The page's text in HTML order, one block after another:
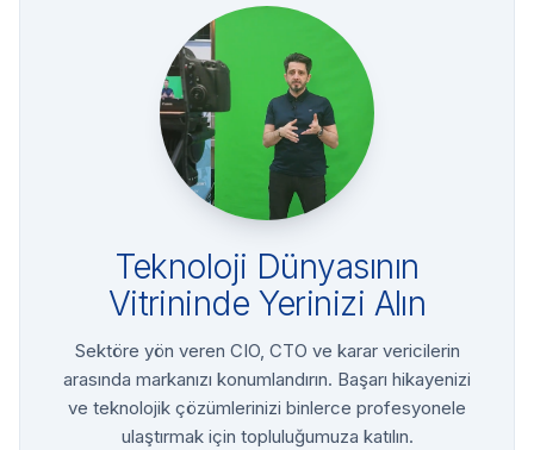
Teknoloji Dünyasının
Vitrininde Yerinizi Alın
Sektöre yön veren CIO, CTO ve karar vericilerin
arasında markanızı konumlandırın. Başarı hikayenizi
ve teknolojik çözümlerinizi binlerce profesyonele
ulaştırmak için topluluğumuza katılın.